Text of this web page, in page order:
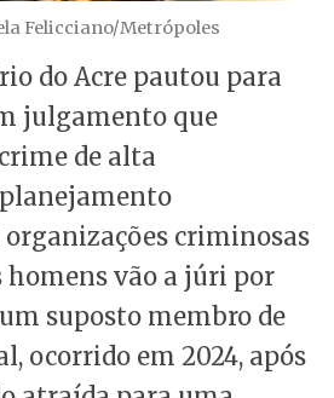
Felicciano/Metrópoles
do Acre pautou para
julgamento que
de alta
organizações criminosas
homens vão a júri por
suposto membro de
ocorrido em 2024, após